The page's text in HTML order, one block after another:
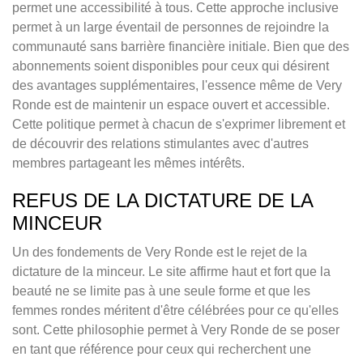
permet une accessibilité à tous. Cette approche inclusive
permet à un large éventail de personnes de rejoindre la
communauté sans barrière financière initiale. Bien que des
abonnements soient disponibles pour ceux qui désirent
des avantages supplémentaires, l'essence même de Very
Ronde est de maintenir un espace ouvert et accessible.
Cette politique permet à chacun de s'exprimer librement et
de découvrir des relations stimulantes avec d'autres
membres partageant les mêmes intérêts.
REFUS DE LA DICTATURE DE LA
MINCEUR
Un des fondements de Very Ronde est le rejet de la
dictature de la minceur. Le site affirme haut et fort que la
beauté ne se limite pas à une seule forme et que les
femmes rondes méritent d'être célébrées pour ce qu'elles
sont. Cette philosophie permet à Very Ronde de se poser
en tant que référence pour ceux qui recherchent une